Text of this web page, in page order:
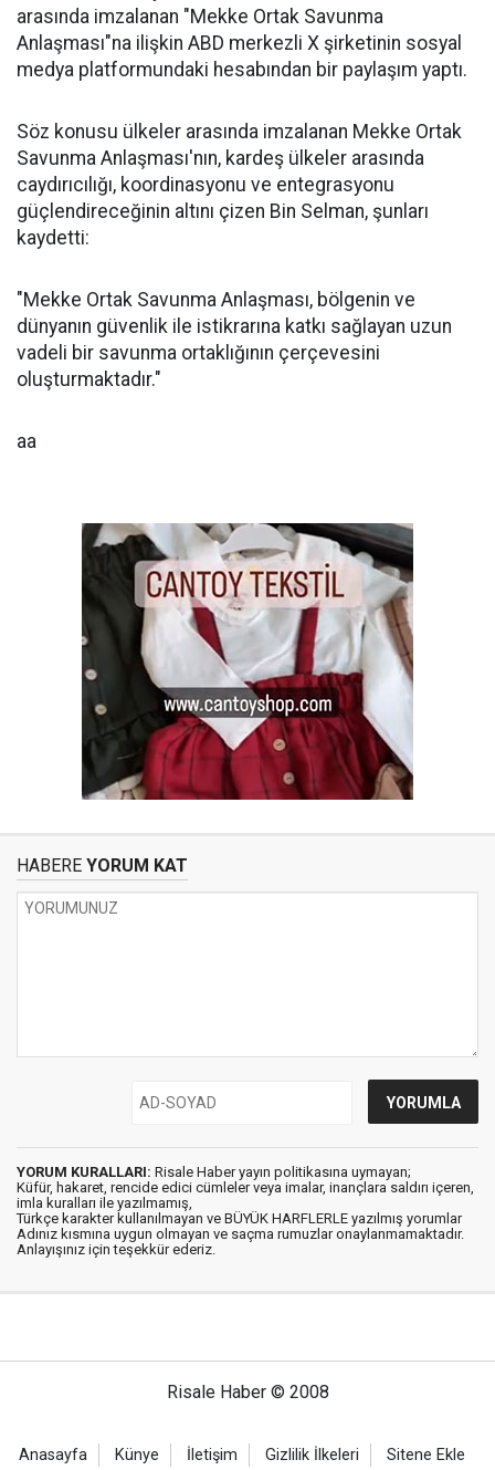
arasında imzalanan "Mekke Ortak Savunma
Anlaşması"na ilişkin ABD merkezli X şirketinin sosyal
medya platformundaki hesabından bir paylaşım yaptı.
Söz konusu ülkeler arasında imzalanan Mekke Ortak
Savunma Anlaşması'nın, kardeş ülkeler arasında
caydırıcılığı, koordinasyonu ve entegrasyonu
güçlendireceğinin altını çizen Bin Selman, şunları
kaydetti:
"Mekke Ortak Savunma Anlaşması, bölgenin ve
dünyanın güvenlik ile istikrarına katkı sağlayan uzun
vadeli bir savunma ortaklığının çerçevesini
oluşturmaktadır."
aa
HABERE YORUM KAT
YORUM KURALLARI: Risale Haber yayın politikasına uymayan;
Küfür, hakaret, rencide edici cümleler veya imalar, inançlara saldırı içeren,
imla kuralları ile yazılmamış,
Türkçe karakter kullanılmayan ve BÜYÜK HARFLERLE yazılmış yorumlar
Adınız kısmına uygun olmayan ve saçma rumuzlar onaylanmamaktadır.
Anlayışınız için teşekkür ederiz.
Risale Haber © 2008
Anasayfa Künye İletişim Gizlilik İlkeleri Sitene Ekle